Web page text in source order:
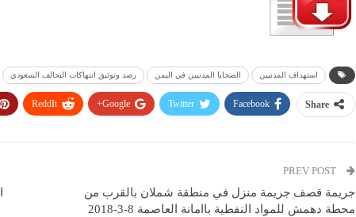
استهداف المدنيين الضحايا المدنيين في اليمن رصد وتوثيق انتهاكات التحالف السعودي
Share
Facebook
Twitter
Google+
ReddIt
PREV POST
جريمة قصف جريمة منزل في منطقة شملان بالقرب من
محطة دهمش للمواد النفطية باامانة العاصمة 8-3-2018